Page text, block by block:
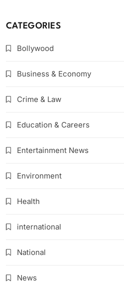
CATEGORIES
Bollywood
Business & Economy
Crime & Law
Education & Careers
Entertainment News
Environment
Health
international
National
News